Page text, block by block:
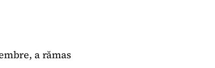
a rămas